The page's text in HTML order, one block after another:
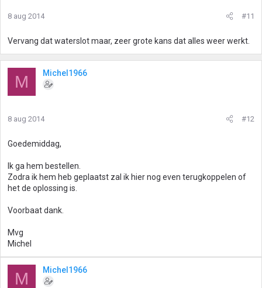
8 aug 2014 #11
Vervang dat waterslot maar, zeer grote kans dat alles weer werkt.
M Michel1966
8 aug 2014 #12
Goedemiddag,
Ik ga hem bestellen.
Zodra ik hem heb geplaatst zal ik hier nog even terugkoppelen of
het de oplossing is.
Voorbaat dank.
Mvg
Michel
M Michel1966